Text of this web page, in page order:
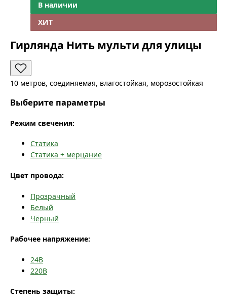
В наличии
ХИТ
Гирлянда Нить мульти для улицы
10 метров, соединяемая, влагостойкая, морозостойкая
Выберите параметры
Режим свечения:
Статика
Статика + мерцание
Цвет провода:
Прозрачный
Белый
Чёрный
Рабочее напряжение:
24В
220В
Степень защиты: